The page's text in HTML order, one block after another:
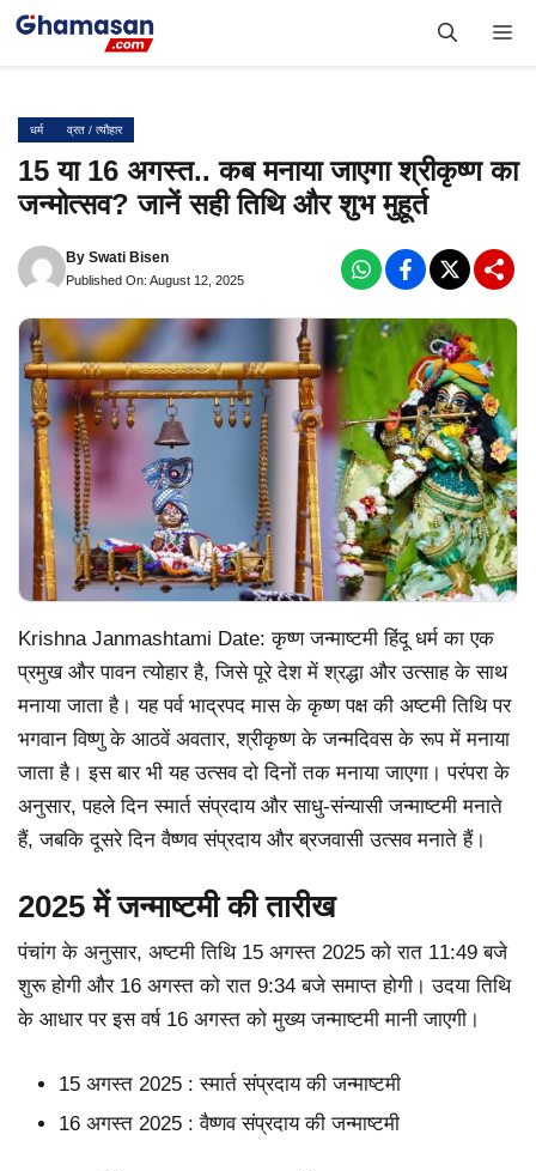
Skip
धर्म व्रत / त्यौहार
15 या 16 अगस्त.. कब मनाया जाएगा श्रीकृष्ण का
जन्मोत्सव? जानें सही तिथि और शुभ मुहूर्त
By Swati Bisen
Published On: August 12, 2025
Krishna Janmashtami Date: कृष्ण जन्माष्टमी हिंदू धर्म का एक
प्रमुख और पावन त्योहार है, जिसे पूरे देश में श्रद्धा और उत्साह के साथ
मनाया जाता है। यह पर्व भाद्रपद मास के कृष्ण पक्ष की अष्टमी तिथि पर
भगवान विष्णु के आठवें अवतार, श्रीकृष्ण के जन्मदिवस के रूप में मनाया
जाता है। इस बार भी यह उत्सव दो दिनों तक मनाया जाएगा। परंपरा के
अनुसार, पहले दिन स्मार्त संप्रदाय और साधु-संन्यासी जन्माष्टमी मनाते
हैं, जबकि दूसरे दिन वैष्णव संप्रदाय और ब्रजवासी उत्सव मनाते हैं।
2025 में जन्माष्टमी की तारीख
पंचांग के अनुसार, अष्टमी तिथि 15 अगस्त 2025 को रात 11:49 बजे
शुरू होगी और 16 अगस्त को रात 9:34 बजे समाप्त होगी। उदया तिथि
के आधार पर इस वर्ष 16 अगस्त को मुख्य जन्माष्टमी मानी जाएगी।
15 अगस्त 2025 : स्मार्त संप्रदाय की जन्माष्टमी
16 अगस्त 2025 : वैष्णव संप्रदाय की जन्माष्टमी